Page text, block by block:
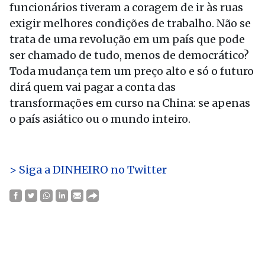
funcionários tiveram a coragem de ir às ruas
exigir melhores condições de trabalho. Não se
trata de uma revolução em um país que pode
ser chamado de tudo, menos de democrático?
Toda mudança tem um preço alto e só o futuro
dirá quem vai pagar a conta das
transformações em curso na China: se apenas
o país asiático ou o mundo inteiro.
> Siga a DINHEIRO no Twitter